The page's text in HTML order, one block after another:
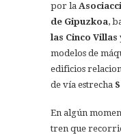
por la
de Gipuzkoa,
las Cinco Villas
modelos de
edificios
de vía estrecha
En algún
tren que